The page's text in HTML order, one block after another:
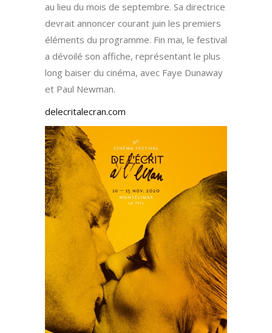
au lieu du mois de septembre. Sa directrice
devrait annoncer courant juin les premiers
éléments du programme. Fin mai, le festival
a dévoilé son affiche, représentant le plus
long baiser du cinéma, avec Faye Dunaway
et Paul Newman.
delecritalecran.com